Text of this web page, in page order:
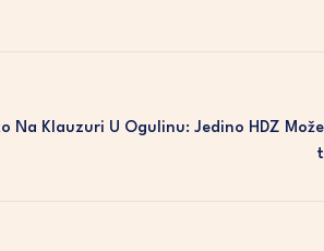
Na Klauzuri U Ogulinu: Jedino HDZ